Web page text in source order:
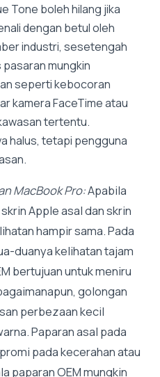
Tone boleh hilang jika
dengan betul oleh
industri, sesetengah
mungkin
seperti kebocoran
kamera FaceTime atau
tertentu.
halus, tetapi pengguna
MacBook Pro:Apabila
Apple asal dan skrin
hampir sama. Pada
duanya kelihatan tajam
bertujuan untuk meniru
golongan
perbezaan kecil
Paparan asal pada
pada kecerahan atau
paparan OEM mungkin